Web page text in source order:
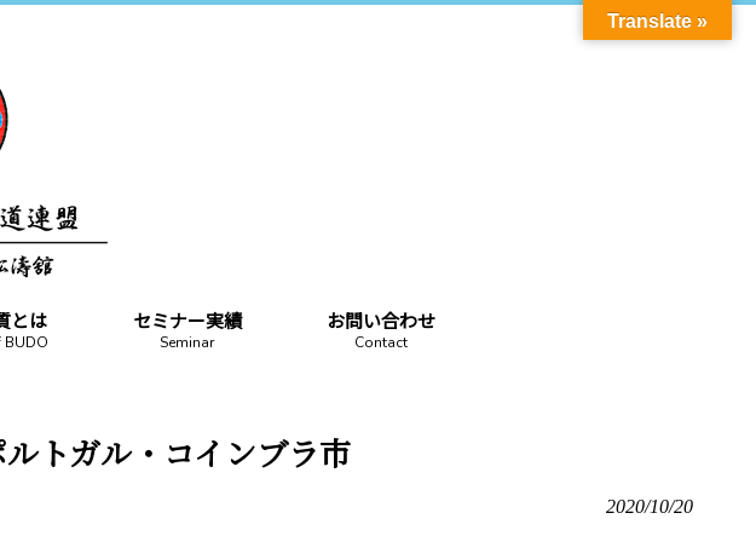
とは セミナー実績
Seminar
お問い合わせ
Contact
トガル・コインブラ市
2020/10/20
Translate »